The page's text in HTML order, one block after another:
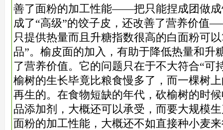
善了面粉的加工性能——把只能捏成团做成
成了“高级”的饺子皮，还改善了营养价值
只提供热量而且升糖指数很高的白面粉可
品”。榆皮面的加入，有助于降低热量和升
了营养价值。它的问题只在于不大符合“
榆树的生长毕竟比粮食慢多了，而一棵树
再生的。在食物短缺的年代，砍榆树的时
品添加剂，大概还可以承受，而要大规模
面粉的加工性能，大概还不如直接种小麦